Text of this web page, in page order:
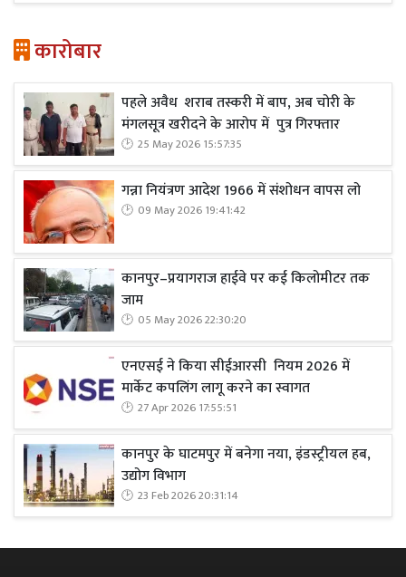
कारोबार
पहले अवैध शराब तस्करी में बाप, अब चोरी के
मंगलसूत्र खरीदने के आरोप में पुत्र गिरफ्तार
25 May 2026 15:57:35
गन्ना नियंत्रण आदेश 1966 में संशोधन वापस लो
09 May 2026 19:41:42
कानपुर–प्रयागराज हाईवे पर कई किलोमीटर तक
जाम
05 May 2026 22:30:20
एनएसई ने किया सीईआरसी नियम 2026 में
मार्केट कपलिंग लागू करने का स्वागत
27 Apr 2026 17:55:51
कानपुर के घाटमपुर में बनेगा नया, इंडस्ट्रीयल हब,
उद्योग विभाग
23 Feb 2026 20:31:14